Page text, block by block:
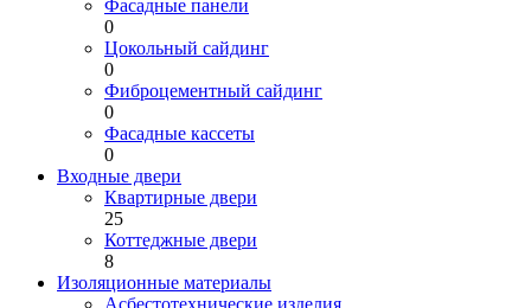
Фасадные панели
0
Цокольный сайдинг
0
Фиброцементный сайдинг
0
Фасадные кассеты
0
Входные двери
Квартирные двери
25
Коттеджные двери
8
Изоляционные материалы
Асбестотехнические изделия